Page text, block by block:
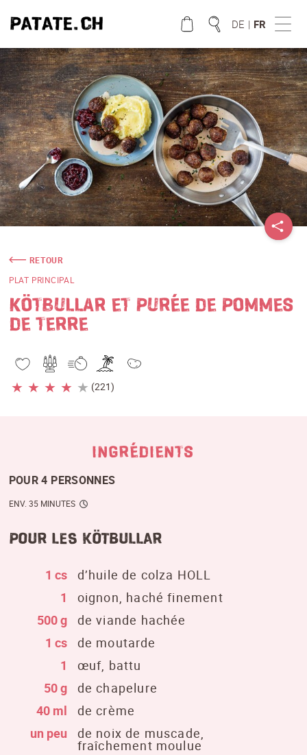
DE | FR
RETOUR
PLAT PRINCIPAL
KÖTBULLAR ET PURÉE DE POMMES
DE TERRE
★ ★ ★ ★ ★ (221)
INGRÉDIENTS
POUR 4 PERSONNES
ENV. 35 MINUTES
pour les kötbullar
1 cs
d’huile de colza HOLL
1
oignon, haché finement
500 g
de viande hachée
1 cs
de moutarde
1
œuf, battu
50 g
de chapelure
40 ml
de crème
un peu
de noix de muscade,
fraîchement moulue
QUE CHERCHEZ VOUS?